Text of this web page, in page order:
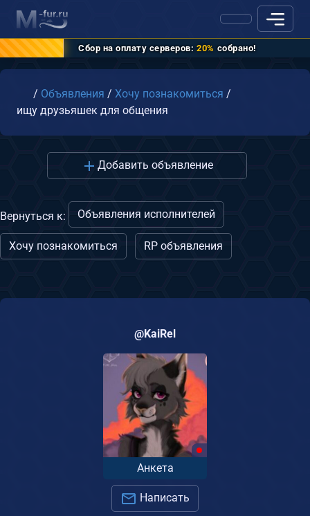
Сбор на оплату серверов: 20% собрано!
Главная
/ Объявления / Хочу познакомиться /
ищу друзьяшек для общения
Добавить объявление
Вернуться к: Объявления исполнителей
Хочу познакомиться RP объявления
@KaiRel
Анкета
Написать